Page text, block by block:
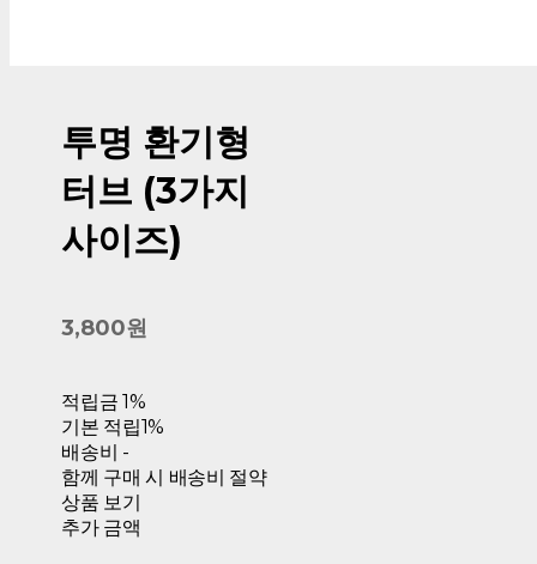
투명 환기형
터브 (3가지
사이즈)
3,800원
적립금 1%
기본 적립1%
배송비 -
함께 구매 시 배송비 절약
상품 보기
추가 금액